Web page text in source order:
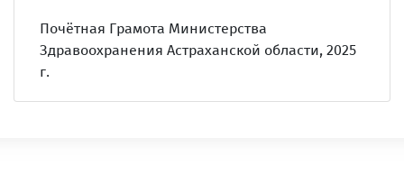
Почётная Грамота Министерства
Здравоохранения Астраханской области, 2025
г.